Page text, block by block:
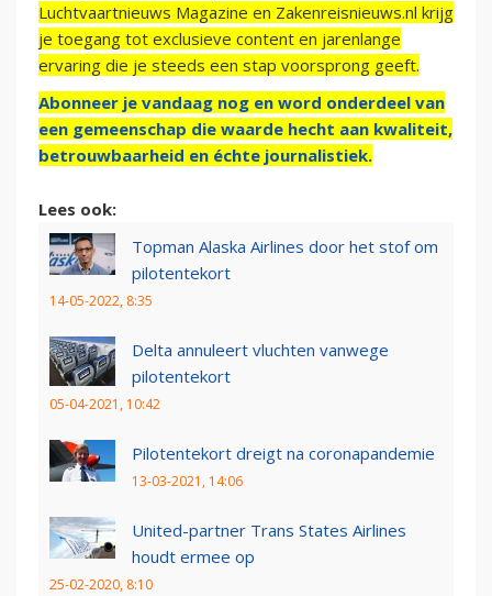
Luchtvaartnieuws Magazine en Zakenreisnieuws.nl krijg
je toegang tot exclusieve content en jarenlange
ervaring die je steeds een stap voorsprong geeft.
Abonneer je vandaag nog en word onderdeel van
een gemeenschap die waarde hecht aan kwaliteit,
betrouwbaarheid en échte journalistiek.
Lees ook:
Topman Alaska Airlines door het stof om
pilotentekort
14-05-2022, 8:35
Delta annuleert vluchten vanwege
pilotentekort
05-04-2021, 10:42
Pilotentekort dreigt na coronapandemie
13-03-2021, 14:06
United-partner Trans States Airlines
houdt ermee op
25-02-2020, 8:10